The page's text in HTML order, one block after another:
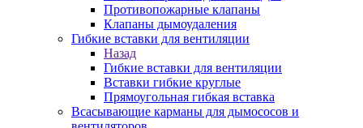
Противопожарные клапаны
Клапаны дымоудаления
Гибкие вставки для вентиляции
Назад
Гибкие вставки для вентиляции
Вставки гибкие круглые
Прямоугольная гибкая вставка
Всасывающие карманы для дымососов и